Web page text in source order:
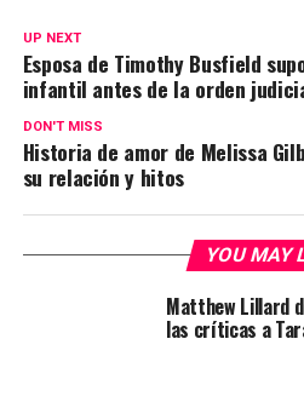
UP NEXT
Esposa de Timothy Busfield
infantil antes de la orden
DON'T MISS
Historia de amor de Melissa
su relación y hitos
YOU MAY
Matthew Lillard
las críticas a